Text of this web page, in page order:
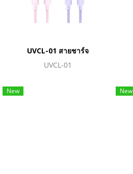
UVCL-01 สายชาร์จ
UVCL-01
New New